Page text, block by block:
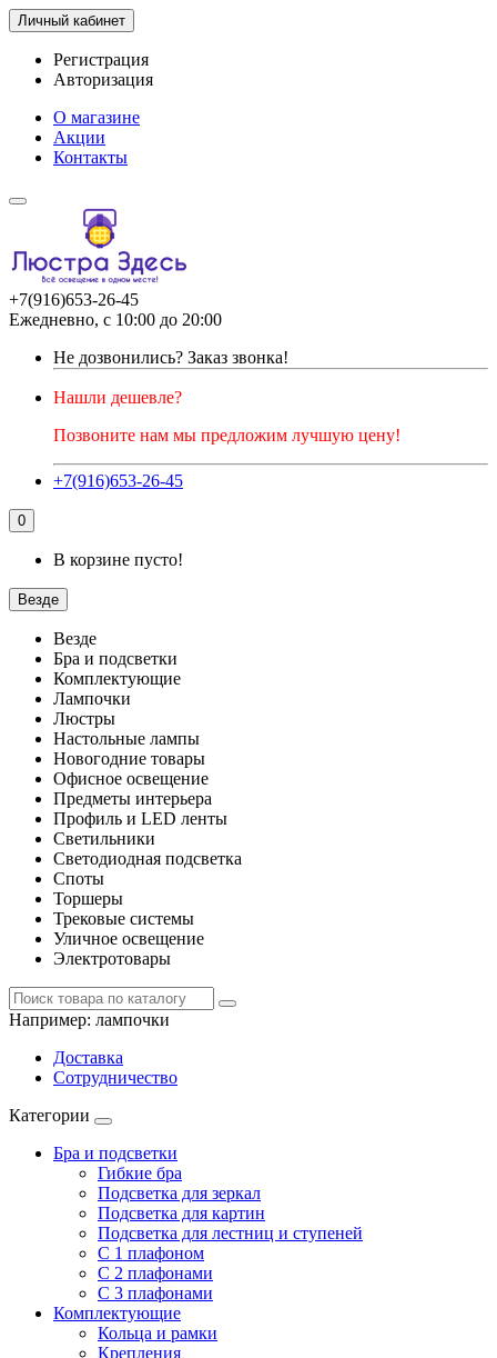
Личный кабинет
Регистрация
Авторизация
О магазине
Акции
Контакты
+7(916)653-26-45
Ежедневно, с 10:00 до 20:00
Не дозвонились? Заказ звонка!
Нашли дешевле?
Позвоните нам мы предложим лучшую цену!
+7(916)653-26-45
0
В корзине пусто!
Везде
Везде
Бра и подсветки
Комплектующие
Лампочки
Люстры
Настольные лампы
Новогодние товары
Офисное освещение
Предметы интерьера
Профиль и LED ленты
Светильники
Светодиодная подсветка
Споты
Торшеры
Трековые системы
Уличное освещение
Электротовары
Например: лампочки
Доставка
Сотрудничество
Категории
Бра и подсветки
Гибкие бра
Подсветка для зеркал
Подсветка для картин
Подсветка для лестниц и ступеней
С 1 плафоном
С 2 плафонами
С 3 плафонами
Комплектующие
Кольца и рамки
Крепления